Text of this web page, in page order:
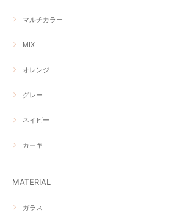
マルチカラー
MIX
オレンジ
グレー
ネイビー
カーキ
MATERIAL
ガラス